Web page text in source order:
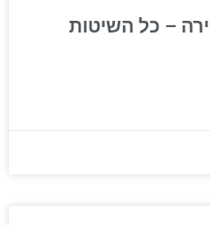
– כל השיטות